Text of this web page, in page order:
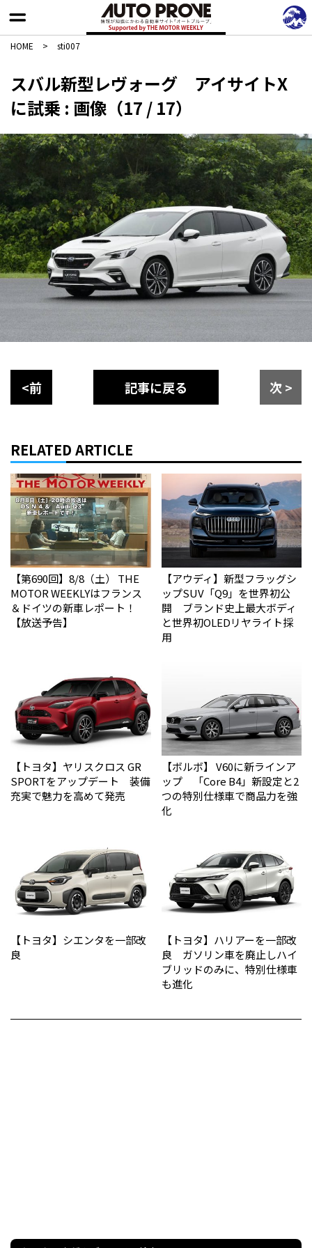
HOME > sti007
スバル新型レヴォーグ アイサイトX
に試乗 : 画像（17 / 17）
<前 記事に戻る 次 >
RELATED ARTICLE
【第690回】8/8（土） THE
MOTOR WEEKLYはフランス
＆ドイツの新車レポート！
【放送予告】
【アウディ】新型フラッグシ
ップSUV「Q9」を世界初公
開 ブランド史上最大ボディ
と世界初OLEDリヤライト採
用
【トヨタ】ヤリスクロス GR
SPORTをアップデート 装備
充実で魅力を高めて発売
【ボルボ】 V60に新ラインア
ップ 「Core B4」新設定と2
つの特別仕様車で商品力を強
化
【トヨタ】シエンタを一部改
良
【トヨタ】ハリアーを一部改
良 ガソリン車を廃止しハイ
ブリッドのみに、特別仕様車
も進化